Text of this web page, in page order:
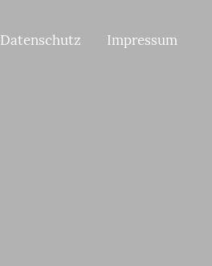
Impressum
Datenschutz